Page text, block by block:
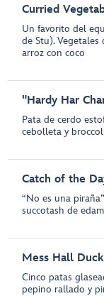
Curried
Un favorito del
de Stu). Vegetales
arroz con coco
"Hardy Har
Pata de cerdo
cebolleta y
Catch of the
“No es una
succotash de
Mess Hall
Cinco patas
pepino rallado y